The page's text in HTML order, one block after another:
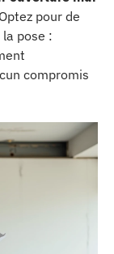
pour de
pose :
compromis